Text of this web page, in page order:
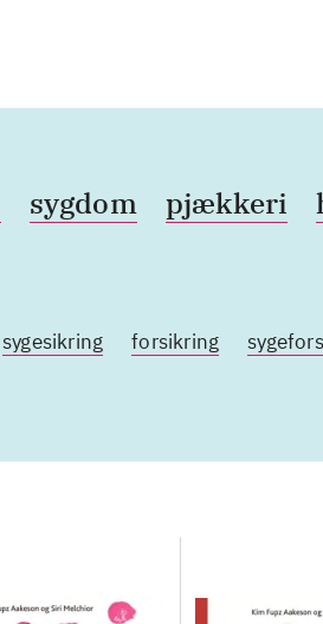
sygdom pjækkeri
sygesikring forsikring